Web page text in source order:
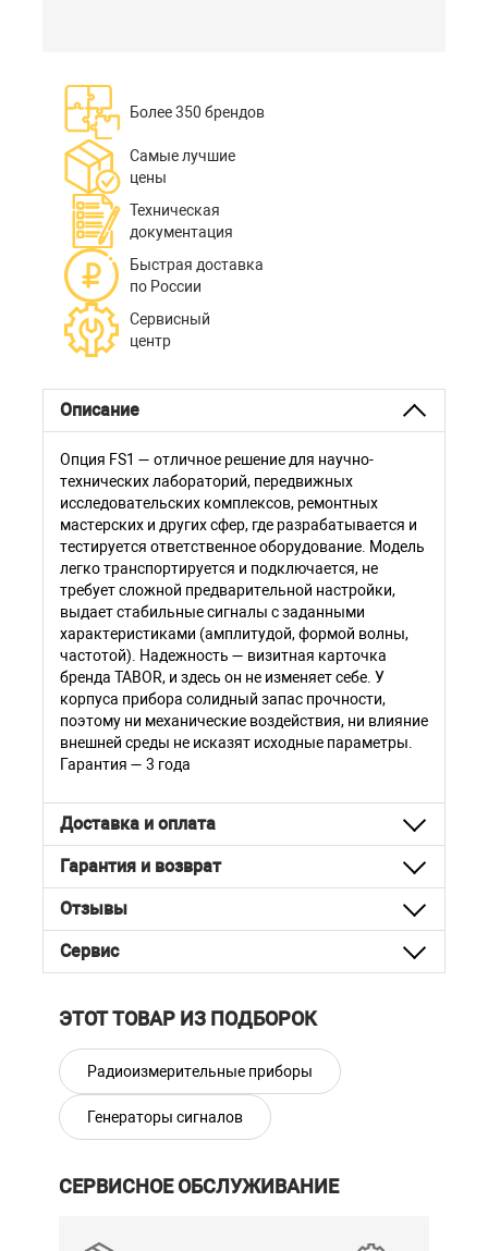
Более 350 брендов
Самые лучшие
цены
Техническая
документация
Быстрая доставка
по России
Сервисный
центр
Описание
Опция FS1 — отличное решение для научно-
технических лабораторий, передвижных
исследовательских комплексов, ремонтных
мастерских и других сфер, где разрабатывается и
тестируется ответственное оборудование. Модель
легко транспортируется и подключается, не
требует сложной предварительной настройки,
выдает стабильные сигналы с заданными
характеристиками (амплитудой, формой волны,
частотой). Надежность — визитная карточка
бренда TABOR, и здесь он не изменяет себе. У
корпуса прибора солидный запас прочности,
поэтому ни механические воздействия, ни влияние
внешней среды не исказят исходные параметры.
Гарантия — 3 года
Доставка и оплата
Гарантия и возврат
Отзывы
Сервис
ЭТОТ ТОВАР ИЗ ПОДБОРОК
Радиоизмерительные приборы
Генераторы сигналов
СЕРВИСНОЕ ОБСЛУЖИВАНИЕ